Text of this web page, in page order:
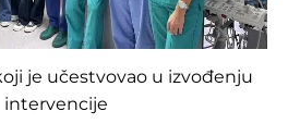
je učestvovao u izvođenju
intervencije